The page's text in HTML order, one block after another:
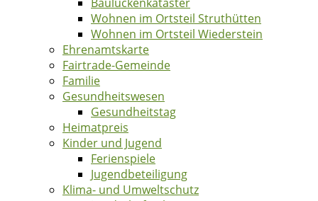
Wohnen im Ortsteil Struthütten
Wohnen im Ortsteil Wiederstein
Ehrenamtskarte
Fairtrade-Gemeinde
Familie
Gesundheitswesen
Gesundheitstag
Heimatpreis
Kinder und Jugend
Ferienspiele
Jugendbeteiligung
Klima- und Umweltschutz